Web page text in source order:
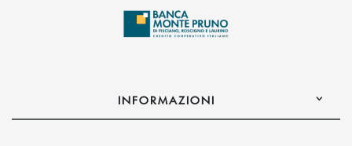
INFORMAZIONI